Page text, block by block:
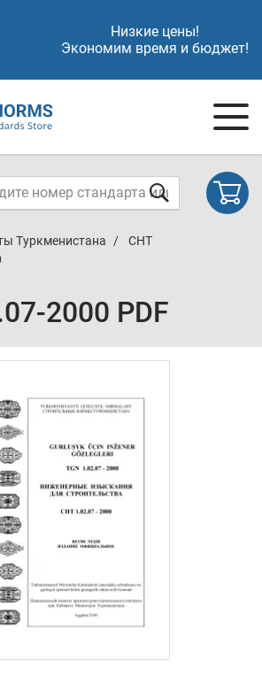
Низкие цены!
Экономим время и бюджет!
Туркменистана
СНТ
2000 PDF